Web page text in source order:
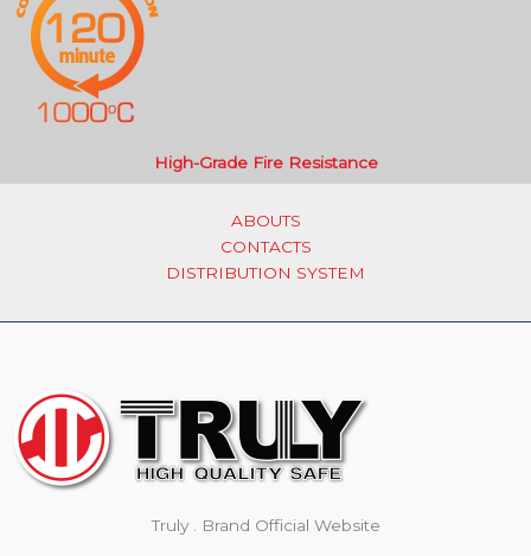
High-Grade Fire Resistance
ABOUTS
CONTACTS
DISTRIBUTION SYSTEM
Truly . Brand Official Website